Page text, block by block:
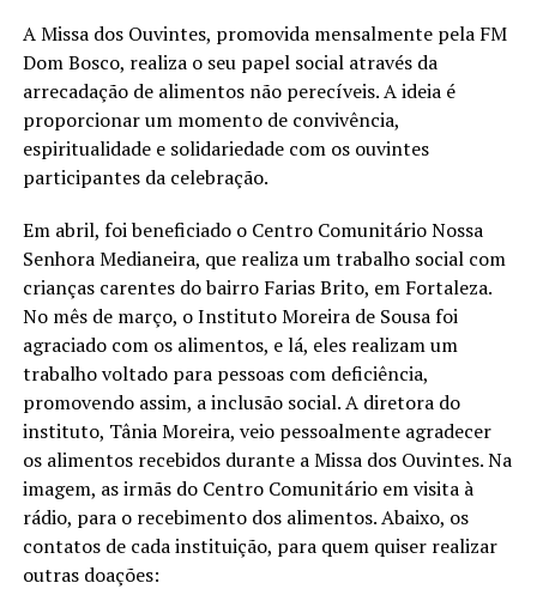
A Missa dos Ouvintes, promovida mensalmente pela FM
Dom Bosco, realiza o seu papel social através da
arrecadação de alimentos não perecíveis. A ideia é
proporcionar um momento de convivência,
espiritualidade e solidariedade com os ouvintes
participantes da celebração.
Em abril, foi beneficiado o Centro Comunitário Nossa
Senhora Medianeira, que realiza um trabalho social com
crianças carentes do bairro Farias Brito, em Fortaleza.
No mês de março, o Instituto Moreira de Sousa foi
agraciado com os alimentos, e lá, eles realizam um
trabalho voltado para pessoas com deficiência,
promovendo assim, a inclusão social. A diretora do
instituto, Tânia Moreira, veio pessoalmente agradecer
os alimentos recebidos durante a Missa dos Ouvintes. Na
imagem, as irmãs do Centro Comunitário em visita à
rádio, para o recebimento dos alimentos. Abaixo, os
contatos de cada instituição, para quem quiser realizar
outras doações: